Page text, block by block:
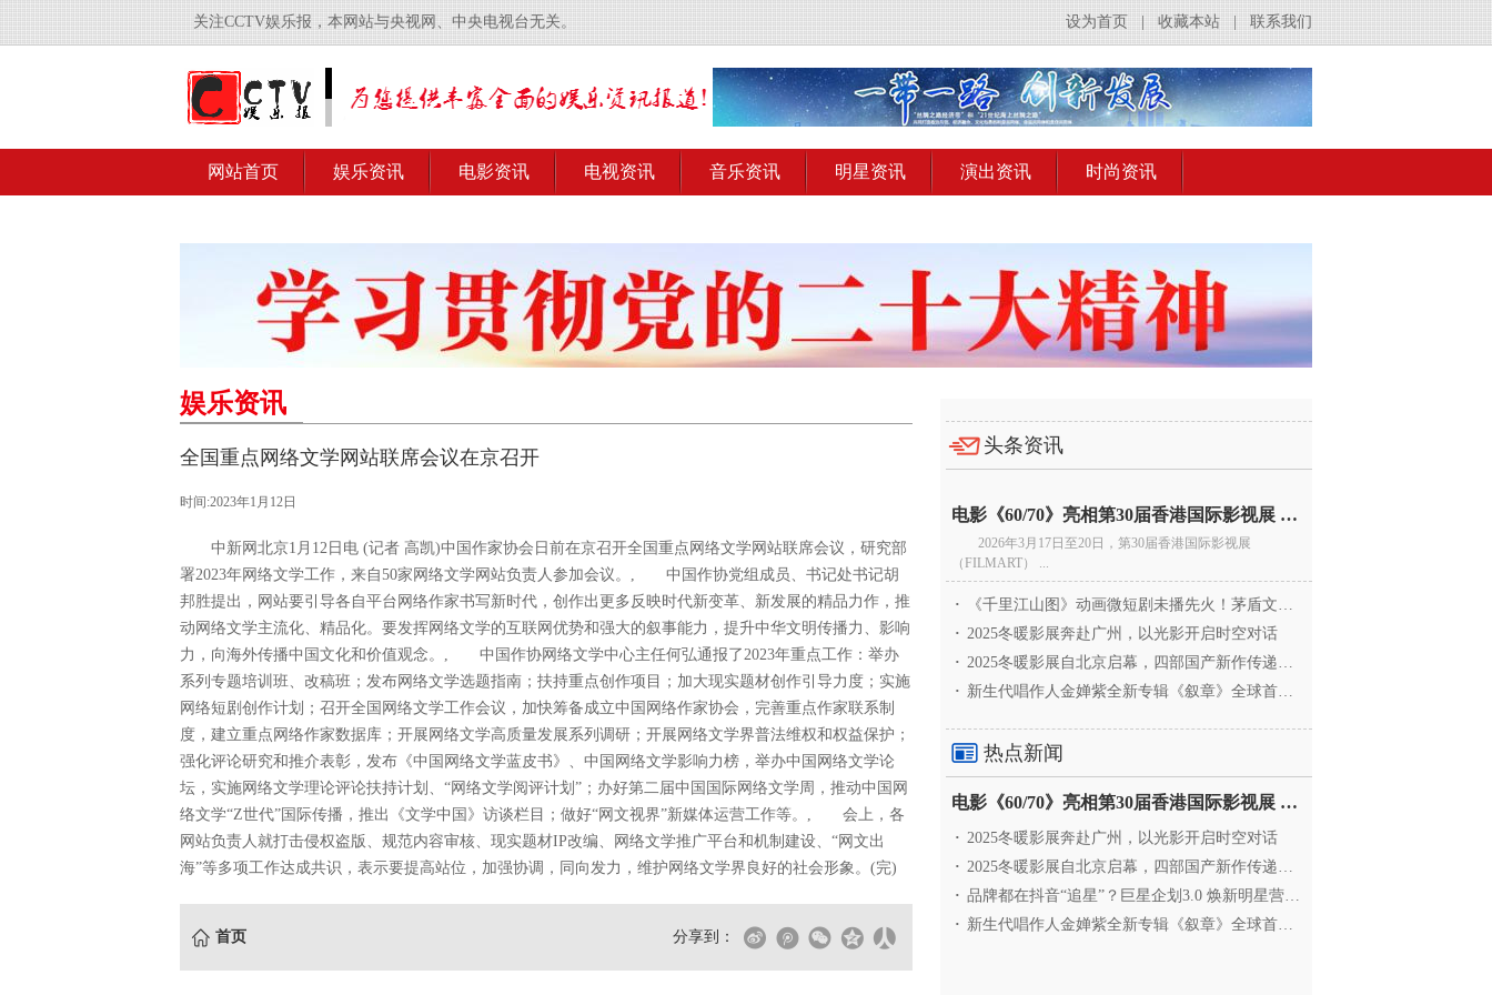
关注CCTV娱乐报，本网站与央视网、中央电视台无关。 联系我们
收藏本站
设为首页
网站首页 娱乐资讯 电影资讯 电视资讯 音乐资讯 明星资讯 演出资讯 时尚资讯
娱乐资讯
全国重点网络文学网站联席会议在京召开
时间:2023年1月12日
中新网北京1月12日电 (记者 高凯)中国作家协会日前在京召开全国重点网络文学网站联席会议，研究部
署2023年网络文学工作，来自50家网络文学网站负责人参加会议。, 中国作协党组成员、书记处书记胡
邦胜提出，网站要引导各自平台网络作家书写新时代，创作出更多反映时代新变革、新发展的精品力作，推
动网络文学主流化、精品化。要发挥网络文学的互联网优势和强大的叙事能力，提升中华文明传播力、影响
力，向海外传播中国文化和价值观念。, 中国作协网络文学中心主任何弘通报了2023年重点工作：举办
系列专题培训班、改稿班；发布网络文学选题指南；扶持重点创作项目；加大现实题材创作引导力度；实施
网络短剧创作计划；召开全国网络文学工作会议，加快筹备成立中国网络作家协会，完善重点作家联系制
度，建立重点网络作家数据库；开展网络文学高质量发展系列调研；开展网络文学界普法维权和权益保护；
强化评论研究和推介表彰，发布《中国网络文学蓝皮书》、中国网络文学影响力榜，举办中国网络文学论
坛，实施网络文学理论评论扶持计划、“网络文学阅评计划”；办好第二届中国国际网络文学周，推动中国网
络文学“Z世代”国际传播，推出《文学中国》访谈栏目；做好“网文视界”新媒体运营工作等。, 会上，各
网站负责人就打击侵权盗版、规范内容审核、现实题材IP改编、网络文学推广平台和机制建设、“网文出
海”等多项工作达成共识，表示要提高站位，加强协调，同向发力，维护网络文学界良好的社会形象。(完)
首页 分享到：
头条资讯
电影《60/70》亮相第30届香港国际影视展 冲刺戛纳备
2026年3月17日至20日，第30届香港国际影视展
（FILMART） ...
·
《千里江山图》动画微短剧未播先火！茅盾文学奖IP首
· 2025冬暖影展奔赴广州，以光影开启时空对话
· 2025冬暖影展自北京启幕，四部国产新作传递银幕温情
· 新生代唱作人金婵紫全新专辑《叙章》全球首发，颠覆
热点新闻
电影《60/70》亮相第30届香港国际影视展 冲刺戛纳备
· 2025冬暖影展奔赴广州，以光影开启时空对话
· 2025冬暖影展自北京启幕，四部国产新作传递银幕温情
· 品牌都在抖音“追星”？巨星企划3.0 焕新明星营销，让
· 新生代唱作人金婵紫全新专辑《叙章》全球首发，颠覆